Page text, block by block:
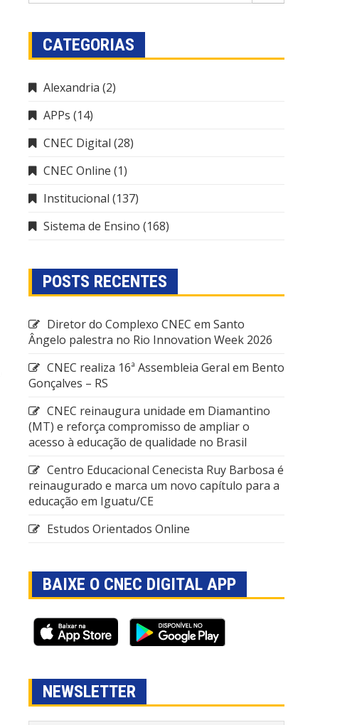
CATEGORIAS
Alexandria (2)
APPs (14)
CNEC Digital (28)
CNEC Online (1)
Institucional (137)
Sistema de Ensino (168)
POSTS RECENTES
Diretor do Complexo CNEC em Santo
Ângelo palestra no Rio Innovation Week 2026
CNEC realiza 16ª Assembleia Geral em Bento
Gonçalves – RS
CNEC reinaugura unidade em Diamantino
(MT) e reforça compromisso de ampliar o
acesso à educação de qualidade no Brasil
Centro Educacional Cenecista Ruy Barbosa é
reinaugurado e marca um novo capítulo para a
educação em Iguatu/CE
Estudos Orientados Online
BAIXE O CNEC DIGITAL APP
NEWSLETTER